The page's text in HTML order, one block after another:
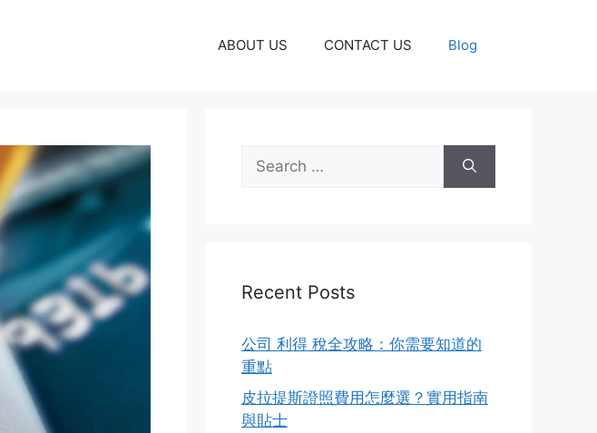
ABOUT US CONTACT US Blog
Search
for:
Recent Posts
公司 利得 稅全攻略：你需要知道的
重點
皮拉提斯證照費用怎麼選？實用指南
與貼士